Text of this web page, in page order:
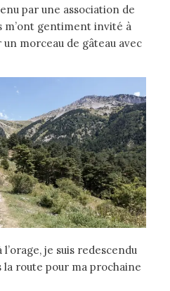
par une association de
m’ont gentiment invité à
morceau de gâteau avec
je suis redescendu
route pour ma prochaine